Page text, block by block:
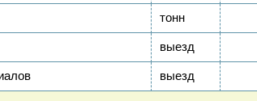
тонн
выезд
выезд